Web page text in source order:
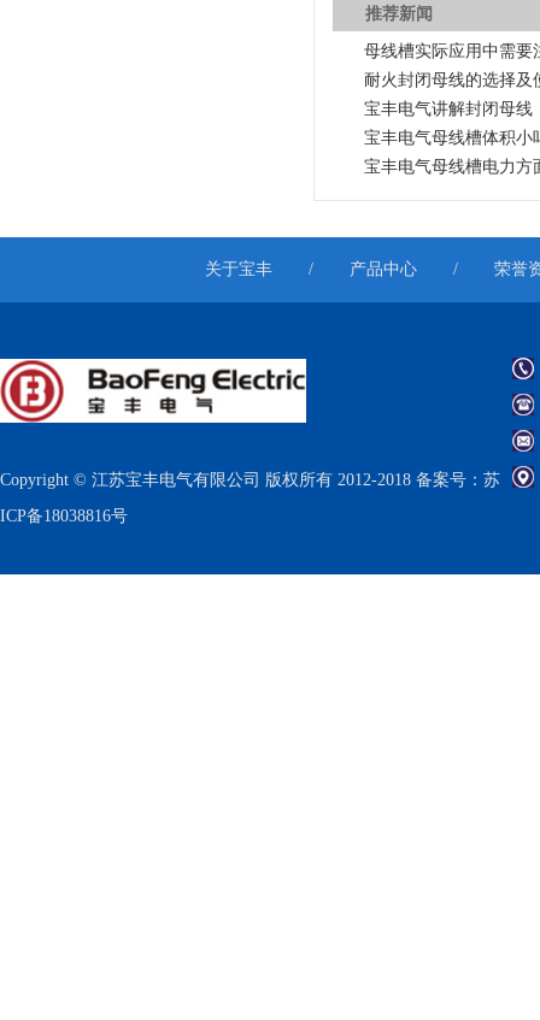
推荐新闻
母线槽实际应用中需要
耐火封闭母线的选择及
宝丰电气讲解封闭母线
宝丰电气母线槽体积小
宝丰电气母线槽电力方
关于宝丰 / 产品中心 / 荣誉
Copyright © 江苏宝丰电气有限公司 版权所有 2012-2018 备案号： 苏
ICP备18038816号